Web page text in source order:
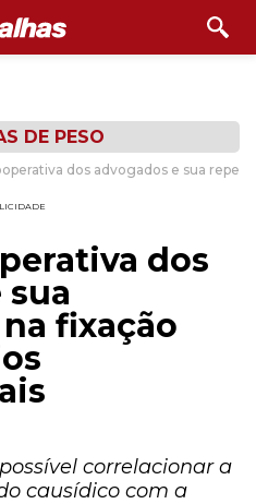
DE PESO
dos advogados e sua
dos
sua
fixação
correlacionar a
causídico com a